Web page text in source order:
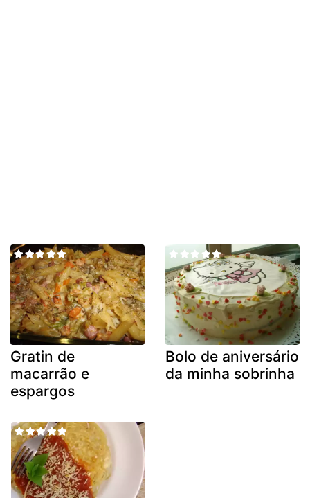
Gratin de
macarrão e
espargos
Bolo de aniversário
da minha sobrinha